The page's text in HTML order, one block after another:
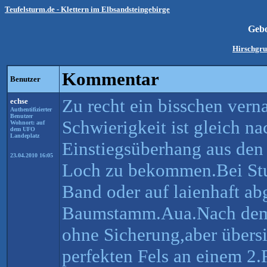
Teufelsturm.de - Klettern im Elbsandsteingebirge
Benutzer Kommentar
echse
Authentifizierter
Benutzer
Wohnort: auf
dem UFO
Landeplatz
23.04.2010 16:05
Zu recht ein bisschen
Schwierigkeit ist gleich
Einstiegsüberhang aus
Loch zu bekommen.Bei
Band oder auf laienhaft
Baumstamm.Aua.Nach
ohne Sicherung,aber
perfekten Fels an einem